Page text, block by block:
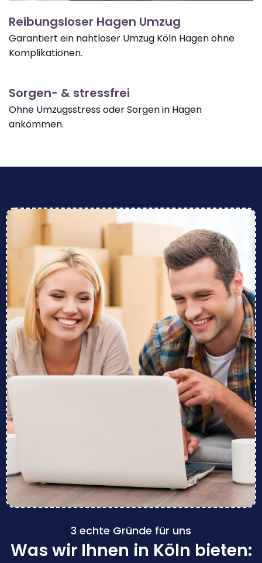
Reibungsloser Hagen Umzug
Garantiert ein nahtloser Umzug Köln Hagen ohne
Komplikationen.
Sorgen- & stressfrei
Ohne Umzugsstress oder Sorgen in Hagen
ankommen.
3 echte Gründe für uns
Was wir Ihnen in Köln bieten: